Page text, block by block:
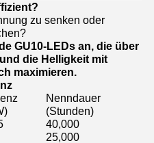
zu senken oder
GU10-LEDs an, die über
die Helligkeit mit
maximieren.
Nenndauer
(Stunden)
40,000
25,000